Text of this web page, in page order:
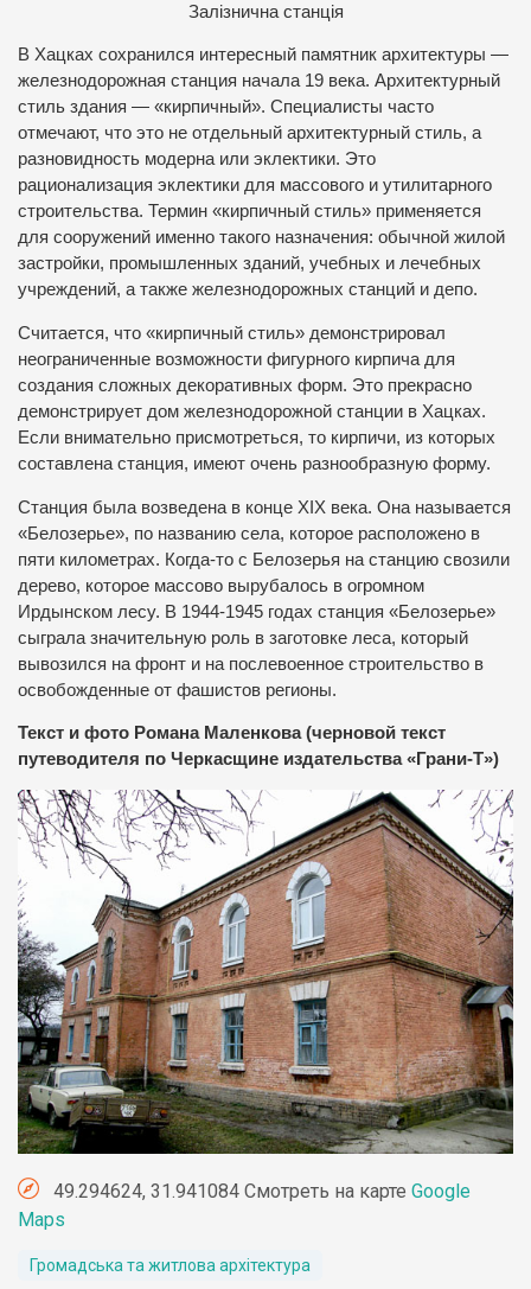
Залізнична станція
В Хацках сохранился интересный памятник архитектуры —
железнодорожная станция начала 19 века. Архитектурный
стиль здания — «кирпичный». Специалисты часто
отмечают, что это не отдельный архитектурный стиль, а
разновидность модерна или эклектики. Это
рационализация эклектики для массового и утилитарного
строительства. Термин «кирпичный стиль» применяется
для сооружений именно такого назначения: обычной жилой
застройки, промышленных зданий, учебных и лечебных
учреждений, а также железнодорожных станций и депо.
Считается, что «кирпичный стиль» демонстрировал
неограниченные возможности фигурного кирпича для
создания сложных декоративных форм. Это прекрасно
демонстрирует дом железнодорожной станции в Хацках.
Если внимательно присмотреться, то кирпичи, из которых
составлена станция, имеют очень разнообразную форму.
Станция была возведена в конце XIX века. Она называется
«Белозерье», по названию села, которое расположено в
пяти километрах. Когда-то с Белозерья на станцию свозили
дерево, которое массово вырубалось в огромном
Ирдынском лесу. В 1944-1945 годах станция «Белозерье»
сыграла значительную роль в заготовке леса, который
вывозился на фронт и на послевоенное строительство в
освобожденные от фашистов регионы.
Текст и фото Романа Маленкова (черновой текст
путеводителя по Черкасщине издательства «Грани-Т»)
49.294624, 31.941084 Смотреть на карте Google
Maps
Громадська та житлова архітектура